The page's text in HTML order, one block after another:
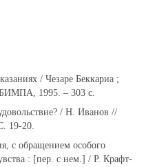
/ Чезаре Беккариа ;
1995. – 303 с.
/ Н. Иванов //
19-20.
с обращением особого
: [пер. с нем.] / Р. Крафт-